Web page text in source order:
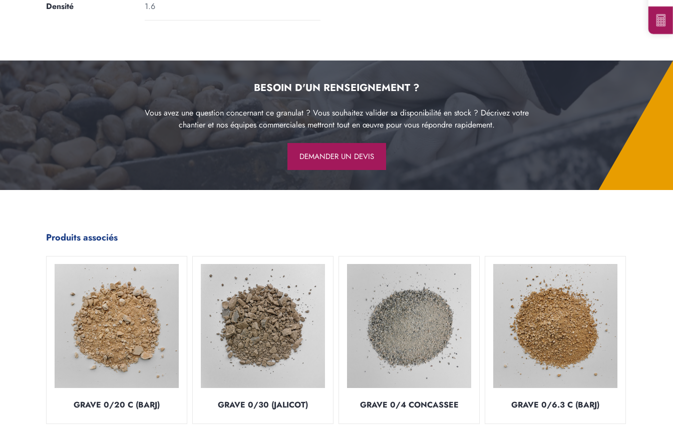
Densité 1.6
BESOIN D'UN RENSEIGNEMENT ?
Vous avez une question concernant ce granulat ? Vous souhaitez valider sa disponibilité en stock ? Décrivez votre
chantier et nos équipes commerciales mettront tout en œuvre pour vous répondre rapidement.
DEMANDER UN DEVIS
Produits associés
GRAVE 0/20 C (BARJ) GRAVE 0/30 (JALICOT) GRAVE 0/4 CONCASSEE GRAVE 0/6.3 C (BARJ)